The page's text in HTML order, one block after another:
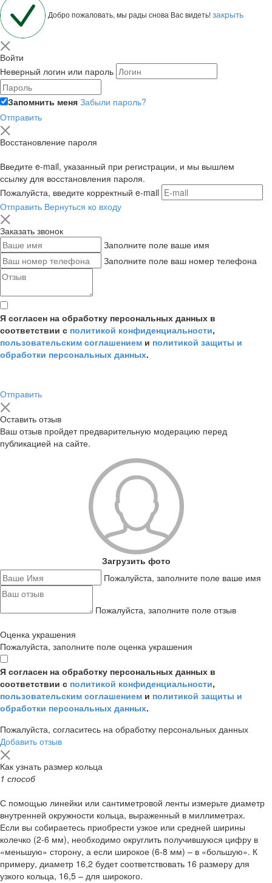
Добро пожаловать, мы рады снова Вас видеть!закрыть
Войти
Неверный логин или пароль
Запомнить меня Забыли пароль?
Отправить
Восстановление пароля
Введите e-mail, указанный при регистрации, и мы вышлем
ссылку для восстановления пароля.
Пожалуйста, введите корректный e-mail
Отправить Вернуться ко входу
Заказать звонок
Заполните поле ваше имя
Заполните поле ваш номер телефона
Я согласен на обработку персональных данных в
соответствии с политикой конфиденциальности,
пользовательским соглашением и политикой защиты и
обработки персональных данных.
Отправить
Оставить отзыв
Ваш отзыв пройдет предварительную модерацию перед
публикацией на сайте.
Загрузить фото
Пожалуйста, заполните поле ваше имя
Пожалуйста, заполните поле отзыв
Оценка украшения
Пожалуйста, заполните поле оценка украшения
Я согласен на обработку персональных данных в
соответствии с политикой конфиденциальности,
пользовательским соглашением и политикой защиты и
обработки персональных данных.
Пожалуйста, согласитесь на обработку персональных данных
Добавить отзыв
Как узнать размер кольца
1 способ
С помощью линейки или сантиметровой ленты измерьте диаметр
внутренней окружности кольца, выраженный в миллиметрах.
Если вы собираетесь приобрести узкое или средней ширины
колечко (2-6 мм), необходимо округлить получившуюся цифру в
«меньшую» сторону, а если широкое (6-8 мм) – в «большую». К
примеру, диаметр 16,2 будет соответствовать 16 размеру для
узкого кольца, 16,5 – для широкого.